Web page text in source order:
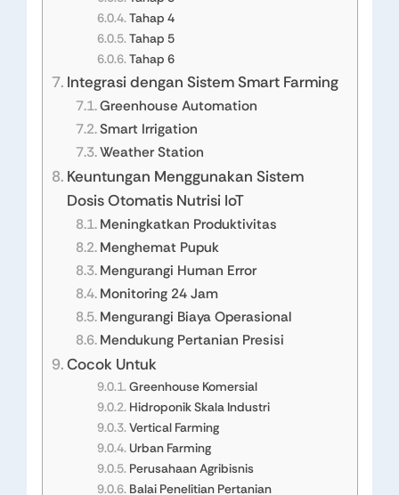
Tahap 4
Tahap 5
Tahap 6
Integrasi dengan Sistem Smart Farming
Greenhouse Automation
Smart Irrigation
Weather Station
Keuntungan Menggunakan Sistem
Dosis Otomatis Nutrisi IoT
Meningkatkan Produktivitas
Menghemat Pupuk
Mengurangi Human Error
Monitoring 24 Jam
Mengurangi Biaya Operasional
Mendukung Pertanian Presisi
Cocok Untuk
Greenhouse Komersial
Hidroponik Skala Industri
Vertical Farming
Urban Farming
Perusahaan Agribisnis
Balai Penelitian Pertanian